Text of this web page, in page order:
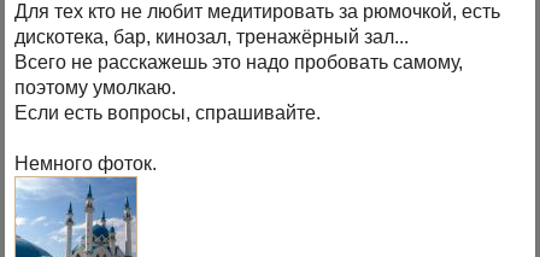
Для тех кто не любит медитировать за рюмочкой, есть
дискотека, бар, кинозал, тренажёрный зал...
Всего не расскажешь это надо пробовать самому,
поэтому умолкаю.
Если есть вопросы, спрашивайте.
Немного фоток.